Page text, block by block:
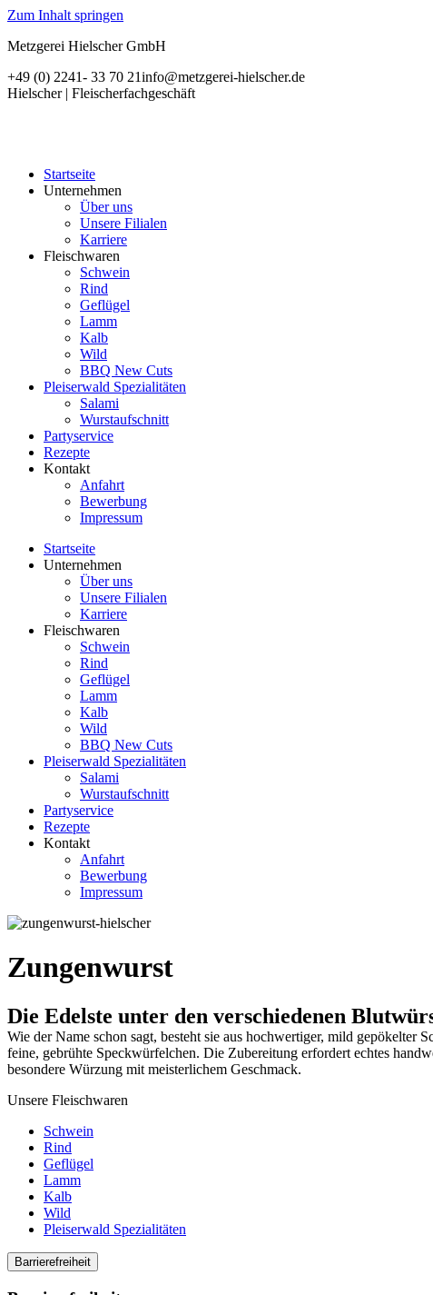
Zum Inhalt springen
Metzgerei Hielscher GmbH
+49 (0) 2241- 33 70 21info@metzgerei-hielscher.de
Hielscher | Fleischerfachgeschäft
Startseite
Unternehmen
Über uns
Unsere Filialen
Karriere
Fleischwaren
Schwein
Rind
Geflügel
Lamm
Kalb
Wild
BBQ New Cuts
Pleiserwald Spezialitäten
Salami
Wurstaufschnitt
Partyservice
Rezepte
Kontakt
Anfahrt
Bewerbung
Impressum
Startseite
Unternehmen
Über uns
Unsere Filialen
Karriere
Fleischwaren
Schwein
Rind
Geflügel
Lamm
Kalb
Wild
BBQ New Cuts
Pleiserwald Spezialitäten
Salami
Wurstaufschnitt
Partyservice
Rezepte
Kontakt
Anfahrt
Bewerbung
Impressum
Zungenwurst
Die Edelste unter den verschiedenen
Wie der Name schon sagt, besteht sie aus hochwertiger, mild
feine, gebrühte Speckwürfelchen. Die Zubereitung erfordert echtes
besondere Würzung mit meisterlichem Geschmack.
Unsere Fleischwaren
Schwein
Rind
Geflügel
Lamm
Kalb
Wild
Pleiserwald Spezialitäten
Barrierefreiheit